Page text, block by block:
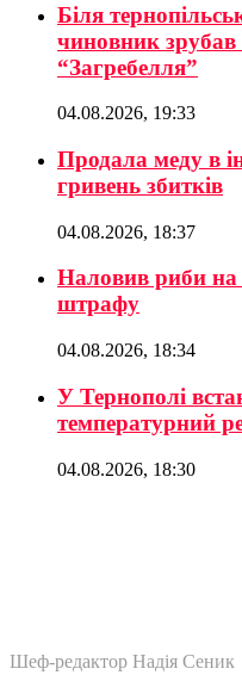
Біля
чиновник
“Загребелля”
04.08.2026, 19:33
Продала меду в
гривень збитків
04.08.2026, 18:37
Наловив риби на
штрафу
04.08.2026, 18:34
У Тернополі
температурний
04.08.2026, 18:30
Шеф-редактор Надія Сеник